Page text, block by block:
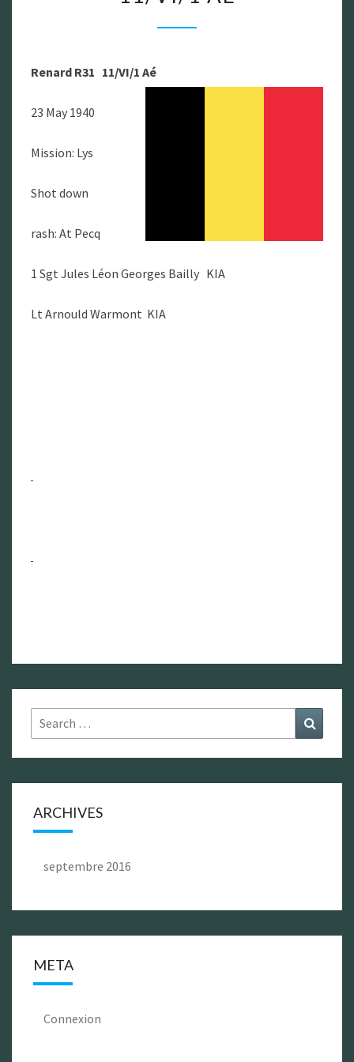
Renard R31 11/VI/1 Aé
23 May 1940
Mission: Lys
Shot down
rash: At Pecq
1 Sgt Jules Léon Georges Bailly KIA
Lt Arnould Warmont KIA
Search
for:
ARCHIVES
septembre 2016
META
Connexion